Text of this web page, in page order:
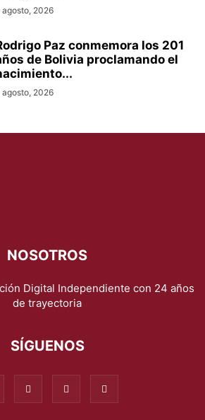
agosto, 2026
Paz conmemora los 201
de Bolivia proclamando el
agosto, 2026
NOSOTROS
Digital Independiente con 24 años
de trayectoria
SÍGUENOS